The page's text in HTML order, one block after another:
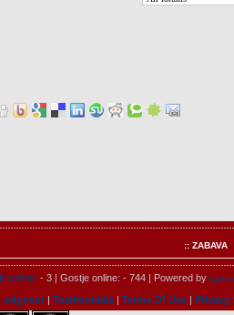
:: ZABAVA
online: - 3 | Gostje online: - 744 | Powered by
odgovor| Testimonials| Terms Of Use| Privacy